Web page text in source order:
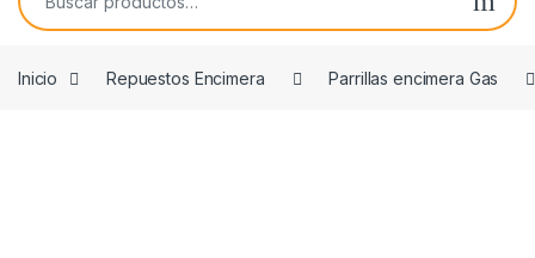
Inicio Repuestos Encimera Parrillas encimera Gas